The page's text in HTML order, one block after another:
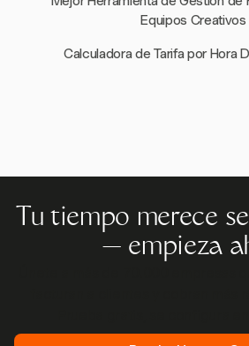
Equipos Creativos
Calculadora de Tarifa por Hora
Tu tiempo merece
— empieza